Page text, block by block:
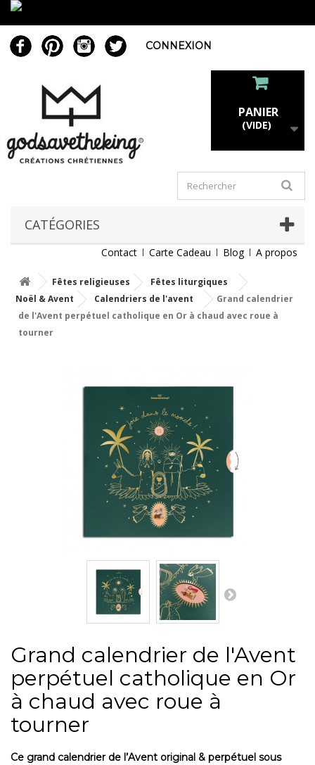
CONNEXION
PANIER
(VIDE)
CATÉGORIES
Contact Carte Cadeau Blog A propos
Fêtes religieuses
Fêtes liturgiques
Noël & Avent
Calendriers de l'avent
Grand calendrier
de l'Avent perpétuel catholique en Or à chaud avec roue à
tourner
Grand calendrier de l'Avent
perpétuel catholique en Or
à chaud avec roue à
tourner
Ce grand calendrier de l’Avent original & perpétuel sous